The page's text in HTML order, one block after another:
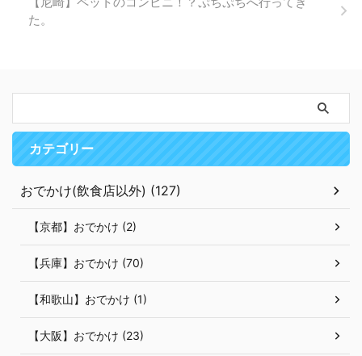
た。
カテゴリー
おでかけ(飲食店以外) (127)
【京都】おでかけ (2)
【兵庫】おでかけ (70)
【和歌山】おでかけ (1)
【大阪】おでかけ (23)